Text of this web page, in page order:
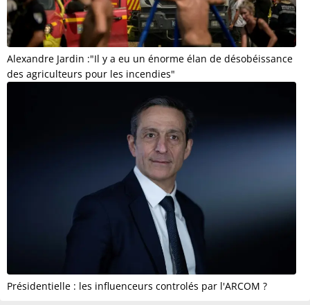
Alexandre Jardin :"Il y a eu un énorme élan de désobéissance
des agriculteurs pour les incendies"
Présidentielle : les influenceurs controlés par l'ARCOM ?